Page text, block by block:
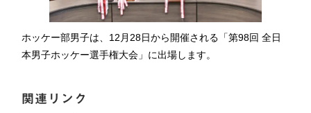
ホッケー部男子は、12月28日から開催される「第98回 全日
本男子ホッケー選手権大会」に出場します。
関連リンク